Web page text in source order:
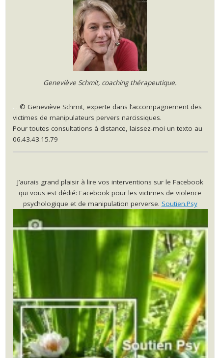
Geneviève Schmit, coaching thérapeutique.
. . © Geneviève Schmit, experte dans l’accompagnement des
victimes de manipulateurs pervers narcissiques.
Pour toutes consultations à distance, laissez-moi un texto au
06.43.43.15.79
J’aurais grand plaisir à lire vos interventions sur le Facebook
qui vous est dédié: Facebook pour les victimes de violence
psychologique et de manipulation perverse. Soutien.Psy